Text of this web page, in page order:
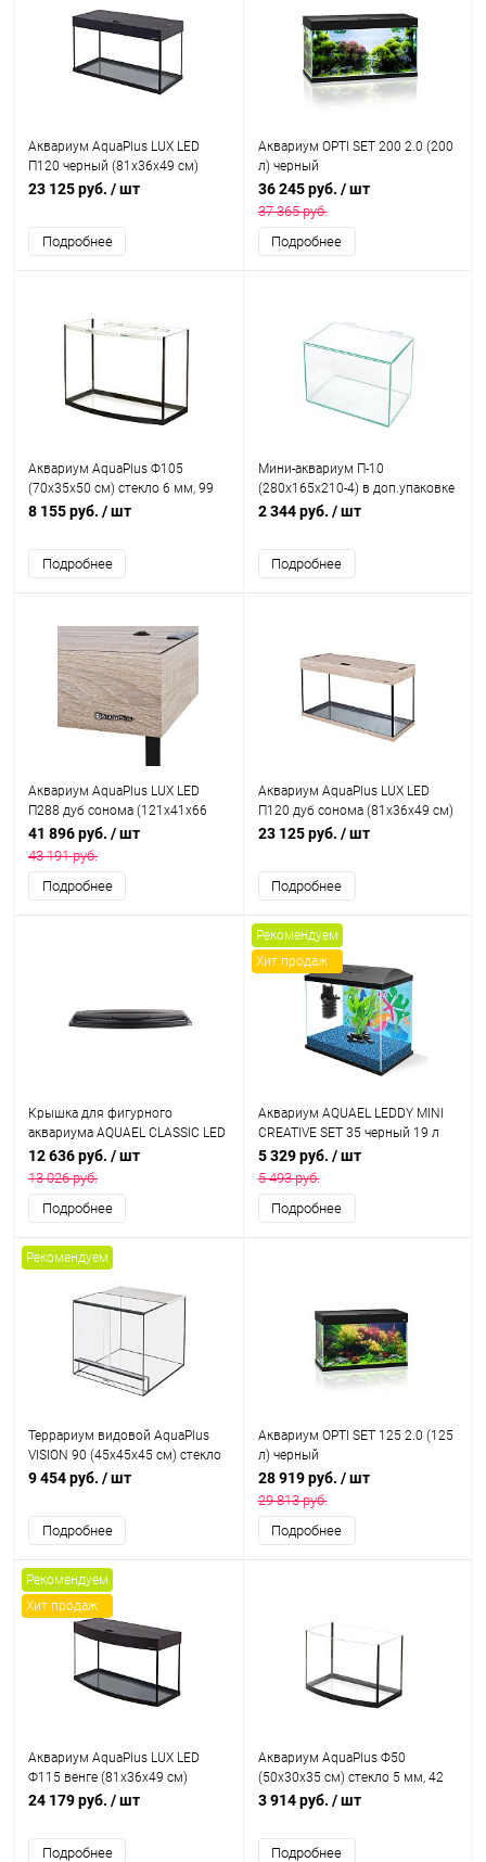
Аквариум AquaPlus LUX LED
П120 черный (81х36х49 см)
стекло 6 мм, прямоугольный,
23 125 руб. / шт
Подробнее
Аквариум OPTI SET 200 2.0 (200
л) черный
36 245 руб. / шт
37 365 руб.
Подробнее
Аквариум AquaPlus Ф105
(70x35x50 см) стекло 6 мм, 99
л., фигурный, с аквариумным
8 155 руб. / шт
Подробнее
Мини-аквариум П-10
(280х165х210-4) в доп.упаковке
2 344 руб. / шт
Подробнее
Аквариум AquaPlus LUX LED
П288 дуб сонома (121х41х66
см) стекло 10 мм,
прямоугольный, 254 л.,
аквариумный коврик
41 896 руб. / шт
43 191 руб.
Подробнее
Аквариум AquaPlus LUX LED
П120 дуб сонома (81х36х49 см)
стекло 6 мм, прямоугольный,
23 125 руб. / шт
Подробнее
Крышка для фигурного
аквариума AQUAEL CLASSIC LED
80х350 мм (модуль RETRO FIT
Sunny 16 Вт - 1 шт.)
12 636 руб. / шт
13 026 руб.
Подробнее
Рекомендуем
Хит продаж
Аквариум AQUAEL LEDDY MINI
CREATIVE SET 35 черный 19 л
(35,5х18,5х34 см), с фильтром и
фоном
5 329 руб. / шт
5 493 руб.
Подробнее
Рекомендуем
Террариум видовой AquaPlus
VISION 90 (45х45х45 см) стекло
5 мм
9 454 руб. / шт
Подробнее
Аквариум OPTI SET 125 2.0 (125
л) черный
28 919 руб. / шт
29 813 руб.
Подробнее
Рекомендуем
Хит продаж
Аквариум AquaPlus LUX LED
Ф115 венге (81х36х49 см)
стекло 6 мм, фигурный, 98 л.,
24 179 руб. / шт
Подробнее
Аквариум AquaPlus Ф50
(50х30х35 см) стекло 5 мм, 42
л., фигурный
3 914 руб. / шт
Подробнее